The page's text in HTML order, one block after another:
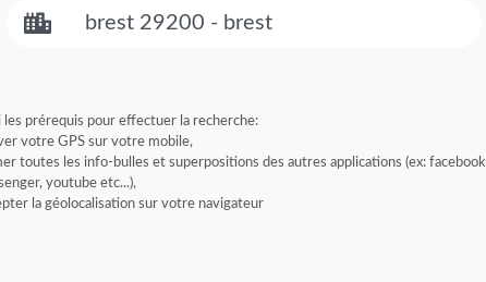
les prérequis pour effectuer la recherche:
votre GPS sur votre mobile,
toutes les info-bulles et superpositions des autres applications (ex: facebook
youtube etc...),
la géolocalisation sur votre navigateur